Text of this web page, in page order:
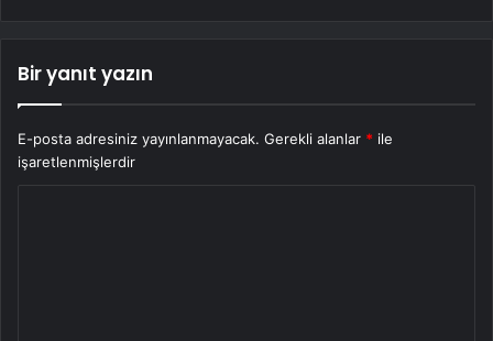
Bir yanıt yazın
E-posta adresiniz yayınlanmayacak. Gerekli alanlar * ile
işaretlenmişlerdir